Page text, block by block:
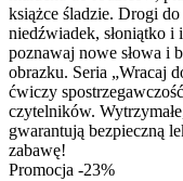
książce śladzie. Drogi
niedźwiadek, słoniątko i
poznawaj nowe słowa i
obrazku. Seria „Wracaj
ćwiczy
czytelników.
gwarantują bezpieczną
zabawę!
Promocja -23%